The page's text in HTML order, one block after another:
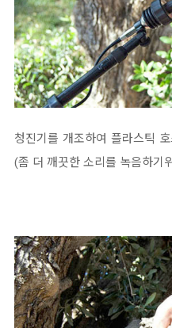
청진기를 개조하여 플라스틱
(좀 더 깨끗한 소리를 녹음하기